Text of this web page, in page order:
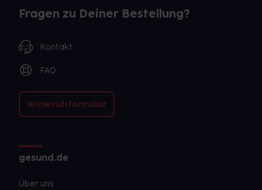
Fragen zu Deiner Bestellung?
Kontakt
FAQ
Widerrufsformular
gesund.de
Über uns